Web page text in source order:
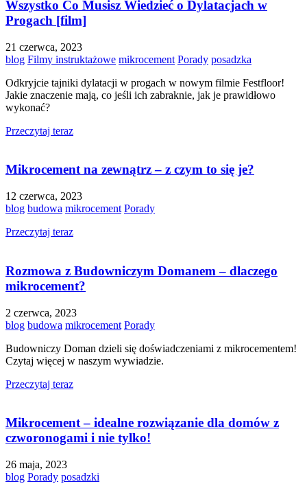
Wszystko Co Musisz Wiedzieć o Dylatacjach w
Progach [film]
21 czerwca, 2023
blog Filmy instruktażowe mikrocement Porady posadzka
Odkryjcie tajniki dylatacji w progach w nowym filmie Festfloor!
Jakie znaczenie mają, co jeśli ich zabraknie, jak je prawidłowo
wykonać?
Przeczytaj teraz
Mikrocement na zewnątrz – z czym to się je?
12 czerwca, 2023
blog budowa mikrocement Porady
Przeczytaj teraz
Rozmowa z Budowniczym Domanem – dlaczego
mikrocement?
2 czerwca, 2023
blog budowa mikrocement Porady
Budowniczy Doman dzieli się doświadczeniami z mikrocementem!
Czytaj więcej w naszym wywiadzie.
Przeczytaj teraz
Mikrocement – idealne rozwiązanie dla domów z
czworonogami i nie tylko!
26 maja, 2023
blog Porady posadzki